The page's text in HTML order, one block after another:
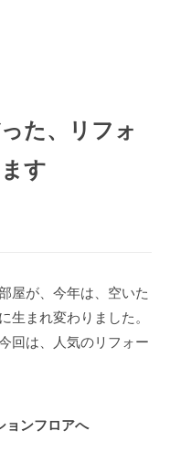
た、リフォ
す
屋が、今年は、空いた
生まれ変わりました。
回は、人気のリフォー
ョンフロアへ